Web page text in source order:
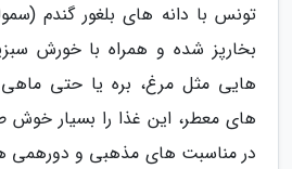
تونس با دانه های بلغور گندم
بخارپز شده و همراه با خورش
هایی مثل مرغ، بره یا حتی
های معطر، این غذا را بسیار خوش
در مناسبت های مذهبی و دورهمی